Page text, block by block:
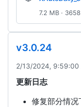
7.2 MB ·
v3.0.24
2/13/2024, 9:59:00
更新日志
修复部分情